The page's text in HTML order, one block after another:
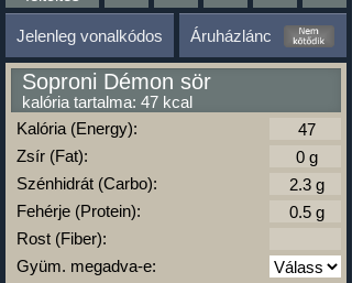
Jelenleg vonalkódos Áruházlánc
Soproni Démon sör
kalória tartalma: 47 kcal
Kalória (Energy):
Zsír (Fat):
Szénhidrát (Carbo):
Fehérje (Protein):
Rost (Fiber):
Gyüm. megadva-e: